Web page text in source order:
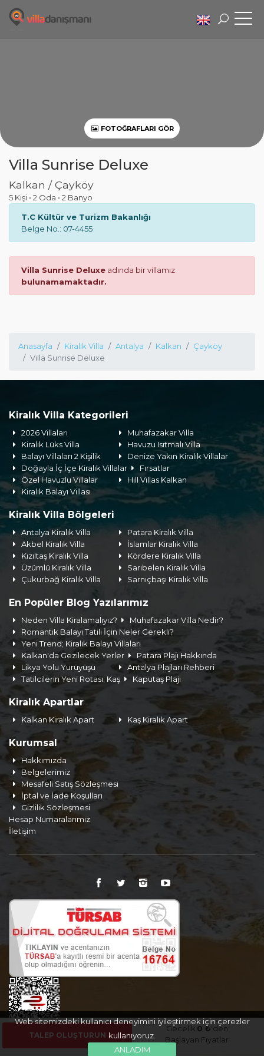
FOTOĞRAFLARI GÖR
Villa Sunrise Deluxe
Kalkan / Çayköy
5 Kişi • 2 Oda • 2 Banyo
T.C Kültür ve Turizm Bakanlığı
Belge No.: 07-4455
Villa Sunrise Deluxe adında bir villamız
bulunamamaktadır.
Anasayfa Kiralık Villa Antalya Kalkan
Çayköy
Villa Sunrise Deluxe
Kiralık Villa Kategorileri
2026 Villaları
Muhafazakar Villa
Kiralık Lüks Villa
Havuzu Isıtmalı Villa
Balayı Villaları 2 Kişilik
Denize Yakın Kiralık Villalar
Doğayla İç İçe Kiralık Villalar
Fırsatlar
Özel Havuzlu Villalar
Hill Villas Kalkan
Kiralık Balayı Villası
Kiralık Villa Bölgeleri
Antalya Kiralık Villa
Patara Kiralık Villa
Akbel Kiralık Villa
İslamlar Kiralık Villa
Kızıltaş Kiralık Villa
Kördere Kiralık Villa
Üzümlü Kiralık Villa
Sarıbelen Kiralık Villa
Çukurbağ Kiralık Villa
Sarnıçbaşı Kiralık Villa
En Popüler Blog Yazılarımız
Neden Villa Kiralamalıyız?
Muhafazakar Villa Nedir?
Romantik Balayı Tatili İçin Neler Gerekli?
Yeni Trend; Kiralık Balayı Villaları
Kalkan'da Gezilecek Yerler
Patara Plajı Hakkında
Likya Yolu Yürüyüşü
Antalya Plajları Rehberi
Tatilcilerin Yeni Rotası; Kaş
Kaputaş Plajı
Kiralık Apartlar
Kalkan Kiralık Apart Kaş Kiralık Apart
Kurumsal
Hakkımızda
Belgelerimiz
Mesafeli Satış Sözleşmesi
İptal ve İade Koşulları
Gizlilik Sözleşmesi
Hesap Numaralarımız
İletişim
Web sitemizdeki kullanıcı deneyimini iyileştirmek için çerezler
kullanıyoruz.
ANLADIM
TALEP OLUŞTURUN
Gecelik 0 ₺'den
Başlayan Fiyatlar